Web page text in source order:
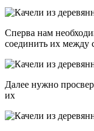
Сперва нам
соединить их между
Далее нужно
их